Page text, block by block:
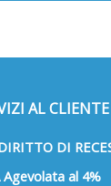
AL CLIENTE
DI
Agevolata al 4%